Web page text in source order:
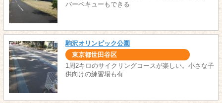
バーベキューもできる
駒沢オリンピック公園
東京都世田谷区
1周2キロのサイクリングコースが楽しい。小さな子
供向けの練習場も有